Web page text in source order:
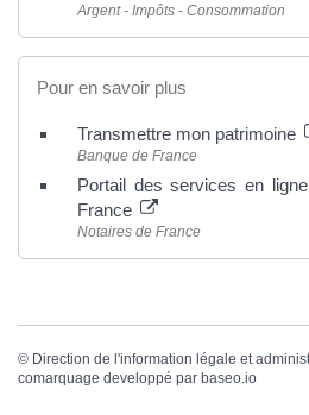
Argent - Impôts - Consommation
Pour en savoir plus
Transmettre mon patrimoine
Banque de France
Portail des services en
France
Notaires de France
© Direction de l'information légale et
comarquage developpé par baseo.io